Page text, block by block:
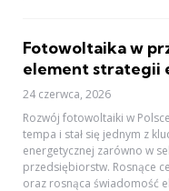
Fotowoltaika w
element strategii
24 czerwca, 2026
Rozwój fotowoltaiki w
tempa i stał się jednym z
energetycznej zarówno w
przedsiębiorstw. Rosnące
oraz rosnąca świadomość